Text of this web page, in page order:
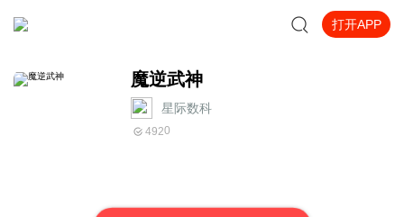
打开APP
魔逆武神
星际数科
4920